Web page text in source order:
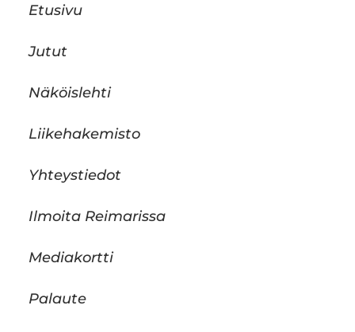
Etusivu
Jutut
Näköislehti
Liikehakemisto
Yhteystiedot
Ilmoita Reimarissa
Mediakortti
Palaute